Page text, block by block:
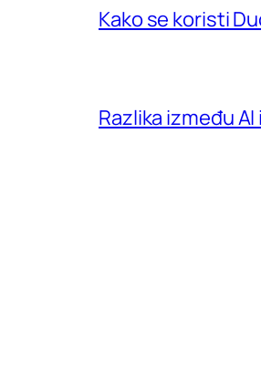
Kako se koristi
Razlika između